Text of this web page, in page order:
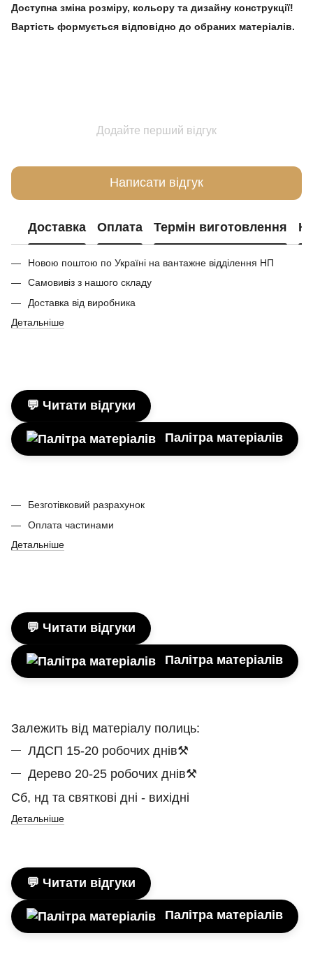
Доступна зміна розміру, кольору та дизайну конструкції!
Вартість формується відповідно до обраних матеріалів.
Додайте перший відгук
Написати відгук
Доставка Оплата Термін виготовлення
Новою поштою по Україні на вантажне відділення НП
Самовивіз з нашого складу
Доставка від виробника
Детальніше
💬 Читати відгуки
Палітра матеріалів
Безготівковий разрахунок
Оплата частинами
Детальніше
💬 Читати відгуки
Палітра матеріалів
Залежить від матеріалу полиць:
ЛДСП 15-20 робочих днів⚒
Дерево 20-25 робочих днів⚒
Сб, нд та святкові дні - вихідні
Детальніше
💬 Читати відгуки
Палітра матеріалів